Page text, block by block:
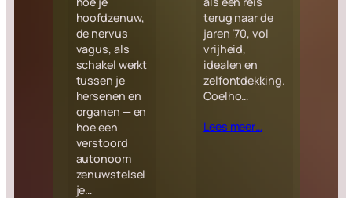
hoofdzenuw,
de nervus
vagus, als
schakel werkt
tussen je
hersenen en
organen — en
hoe een
verstoord
autonoom
zenuwstelsel
je…
terug naar de
jaren ’70, vol
vrijheid,
idealen en
zelfontdekking.
Coelho…
Lees meer…